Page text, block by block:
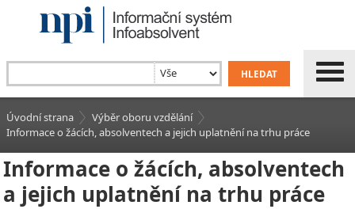
Úvodní strana
Výběr oboru vzdělání
Informace o žácích, absolventech a jejich uplatnění na trhu práce
Informace o žácích, absolventech
a jejich uplatnění na trhu práce